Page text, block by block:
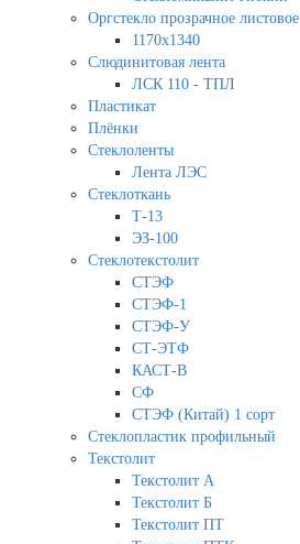
Оргстекло прозрачное листовое
1170х1340
Слюдинитовая лента
ЛСК 110 - ТПЛ
Пластикат
Плёнки
Стеклоленты
Лента ЛЭС
Стеклоткань
Т-13
ЭЗ-100
Стеклотекстолит
СТЭФ
СТЭФ-1
СТЭФ-У
СТ-ЭТФ
КАСТ-В
СФ
СТЭФ (Китай) 1 сорт
Стеклопластик профильный
Текстолит
Текстолит А
Текстолит Б
Текстолит ПТ